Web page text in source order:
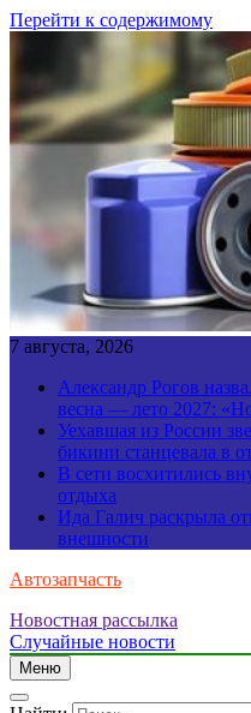
Перейти к содержимому
7 августа, 2026
Александр Рогов
весна — лето 2027:
Уехавшая из России
бикини станцевала в
В сети восхитились
отдыха
Ида Галич раскрыла
внешности
Автозапчасть
Новостная рассылка
Случайные новости
Меню